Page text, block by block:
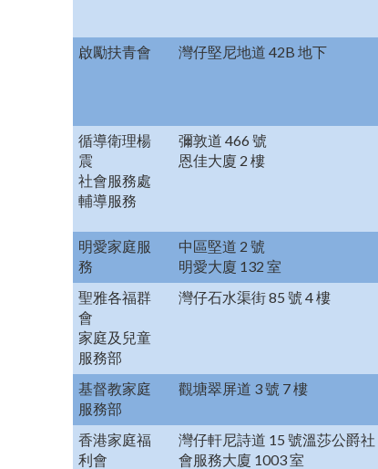
啟勵扶青會
灣仔堅尼地道 42B 地下
循導衛理楊
震
社會服務處
輔導服務
彌敦道 466 號
恩佳大廈 2 樓
明愛家庭服
務
中區堅道 2 號
明愛大廈 132 室
聖雅各福群
會
家庭及兒童
服務部
灣仔石水渠街 85 號 4 樓
基督教家庭
服務部
觀塘翠屏道 3 號 7 樓
香港家庭福
利會
灣仔軒尼詩道 15 號溫莎公爵社
會服務大廈 1003 室